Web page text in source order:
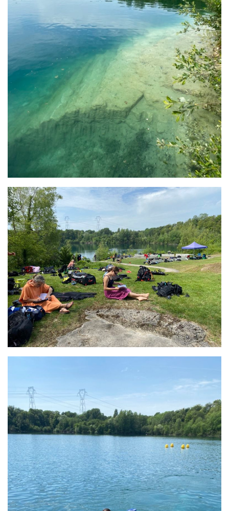
APNEE
SORTIES
Sorties 2026
Sorties 2025
Sorties 2024
Sorties 2023
Sorties 2022
Sorties 2021
Sorties 2019
Sorties 2018
sorties 2017
Sorties 2016
Sorties 2015
Sorties 2014
BIO SUB
Environnement et Biologie Sub
Formations
Lac Merveilleux
AUDIOVISUEL
NAP / NEV
Agenda
Les Palmes du Lac
Résultats Compétitions
MATERIEL
Section Matériel